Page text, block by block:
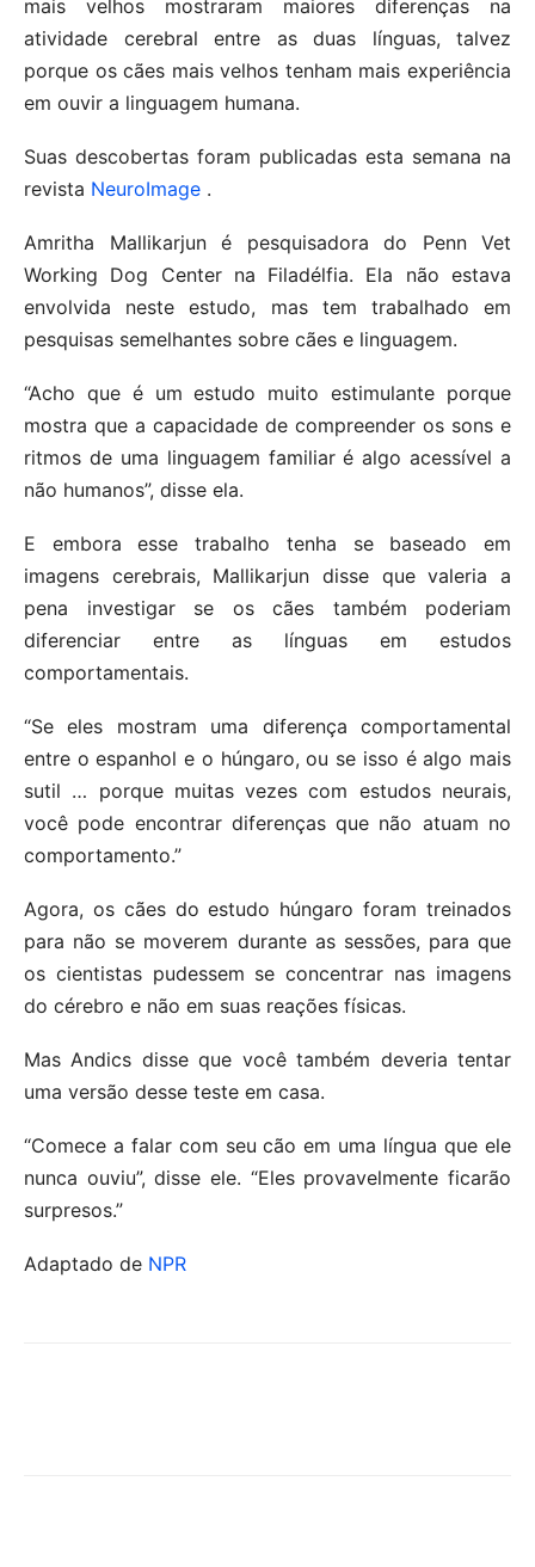
mais velhos mostraram maiores diferenças na
atividade cerebral entre as duas línguas, talvez
porque os cães mais velhos tenham mais experiência
em ouvir a linguagem humana.
Suas descobertas foram publicadas esta semana na
revista NeuroImage .
Amritha Mallikarjun é pesquisadora do Penn Vet
Working Dog Center na Filadélfia. Ela não estava
envolvida neste estudo, mas tem trabalhado em
pesquisas semelhantes sobre cães e linguagem.
“Acho que é um estudo muito estimulante porque
mostra que a capacidade de compreender os sons e
ritmos de uma linguagem familiar é algo acessível a
não humanos”, disse ela.
E embora esse trabalho tenha se baseado em
imagens cerebrais, Mallikarjun disse que valeria a
pena investigar se os cães também poderiam
diferenciar entre as línguas em estudos
comportamentais.
“Se eles mostram uma diferença comportamental
entre o espanhol e o húngaro, ou se isso é algo mais
sutil … porque muitas vezes com estudos neurais,
você pode encontrar diferenças que não atuam no
comportamento.”
Agora, os cães do estudo húngaro foram treinados
para não se moverem durante as sessões, para que
os cientistas pudessem se concentrar nas imagens
do cérebro e não em suas reações físicas.
Mas Andics disse que você também deveria tentar
uma versão desse teste em casa.
“Comece a falar com seu cão em uma língua que ele
nunca ouviu”, disse ele. “Eles provavelmente ficarão
surpresos.”
Adaptado de NPR